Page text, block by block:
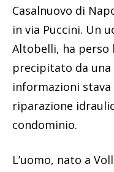
Casalnuovo di
in via Puccini. Un
Altobelli, ha perso
precipitato da
informazioni
riparazione
condominio.
L’uomo, nato a